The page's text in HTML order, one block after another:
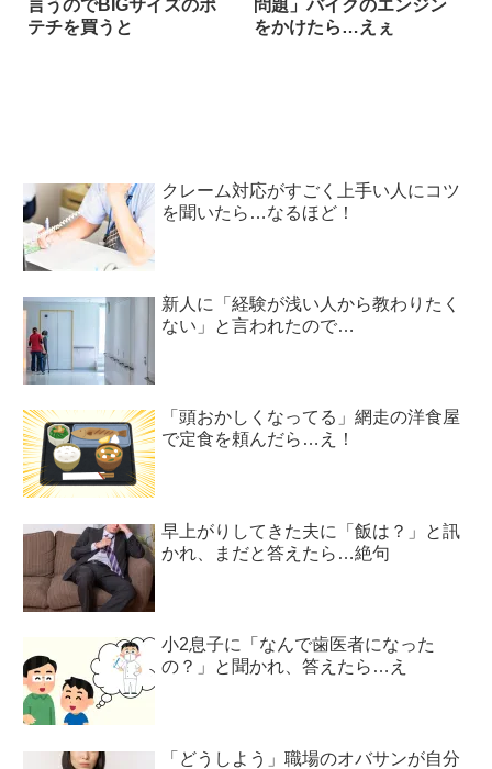
言うのでBIGサイズのポ
テチを買うと
問題」バイクのエンジン
をかけたら…えぇ
クレーム対応がすごく上手い人にコツ
を聞いたら…なるほど！
新人に「経験が浅い人から教わりたく
ない」と言われたので…
「頭おかしくなってる」網走の洋食屋
で定食を頼んだら…え！
早上がりしてきた夫に「飯は？」と訊
かれ、まだと答えたら…絶句
小2息子に「なんで歯医者になった
の？」と聞かれ、答えたら…え
「どうしよう」職場のオバサンが自分